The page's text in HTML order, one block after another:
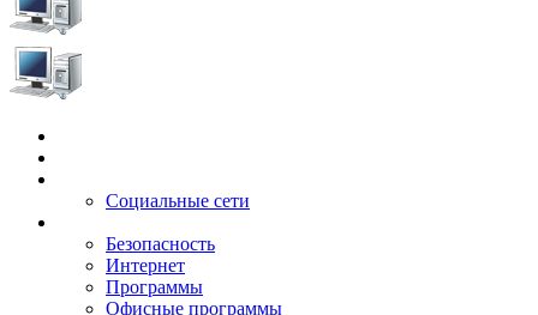
Социальные сети
Безопасность
Интернет
Программы
Офисные программы